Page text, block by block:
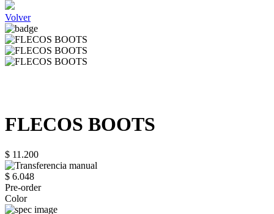
Volver
FLECOS BOOTS
$ 11.200
$ 6.048
Pre-order
Color